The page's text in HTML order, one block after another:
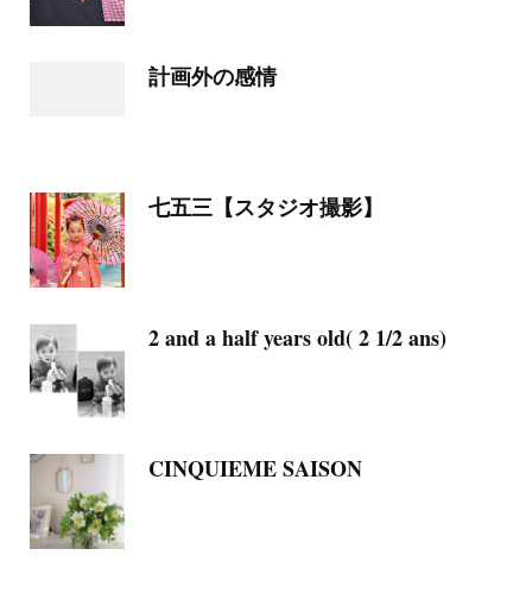
計画外の感情
七五三【スタジオ撮影】
2 and a half years old( 2 1/2 ans)
CINQUIEME SAISON